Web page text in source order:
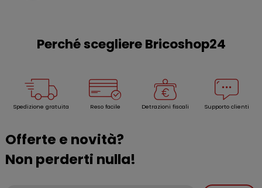
Perché scegliere Bricoshop24
Spedizione gratuita Reso facile Detrazioni fiscali Supporto clienti
Offerte e novità?
Non perderti nulla!